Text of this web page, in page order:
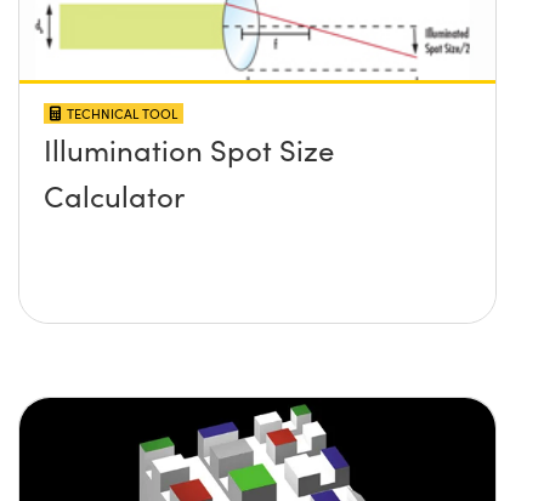
TECHNICAL TOOL
Illumination Spot Size
Calculator